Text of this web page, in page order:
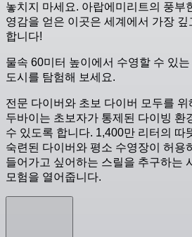
놓치지 마세요. 아랍에미리트의 풍부
영감을 얻은 이곳은 세계에서 가장
합니다!
물속 60미터 높이에서 수영할 수 있
도시를 탐험해 보세요.
전문 다이버와 초보 다이버 모두를 위
두바이는 초보자가 통제된 다이빙 환
수 있도록 합니다. 1,400만 리터의 따
숙련된 다이버와 평소 수영장이 허용
들어가고 싶어하는 스릴을 추구하는
모험을 열어줍니다.